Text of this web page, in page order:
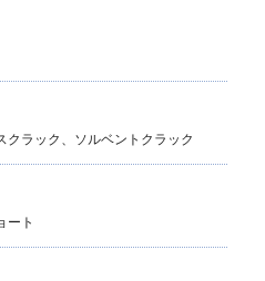
クラック、ソルベントクラック
ート